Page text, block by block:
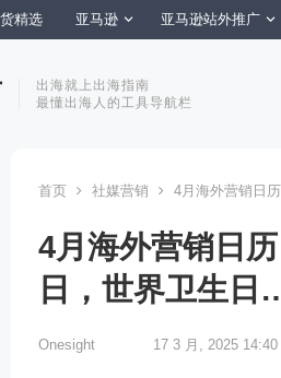
精选 亚马逊 亚马逊站外推广
出海就上出海指南
最懂出海人的工具导航栏
首页 社媒营销 4月海外营销日
4月海外营销日
日，世界卫生日
Onesight 17 3 月, 2025 14:40